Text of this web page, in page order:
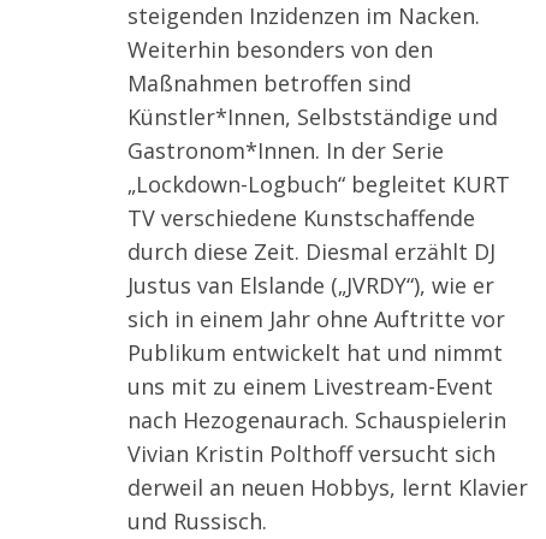
steigenden Inzidenzen im Nacken.
Weiterhin besonders von den
Maßnahmen betroffen sind
Künstler*Innen, Selbstständige und
Gastronom*Innen. In der Serie
„Lockdown-Logbuch“ begleitet KURT
TV verschiedene Kunstschaffende
durch diese Zeit. Diesmal erzählt DJ
Justus van Elslande („JVRDY“), wie er
sich in einem Jahr ohne Auftritte vor
Publikum entwickelt hat und nimmt
uns mit zu einem Livestream-Event
nach Hezogenaurach. Schauspielerin
Vivian Kristin Polthoff versucht sich
derweil an neuen Hobbys, lernt Klavier
und Russisch.
r
: